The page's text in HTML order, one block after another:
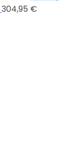
304,95 €